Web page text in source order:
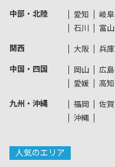
中部・北陸 愛知 岐阜
石川
富山
関西 大阪 兵庫
中国・四国 岡山 広島
愛媛
高知
九州・沖縄 福岡 佐賀
沖縄
人気のエリア